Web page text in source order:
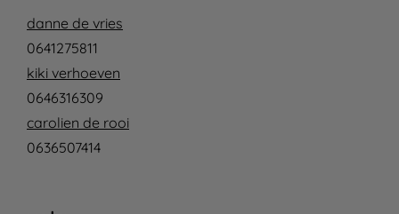
danne de vries
0641275811
kiki verhoeven
0646316309
carolien de rooi
0636507414